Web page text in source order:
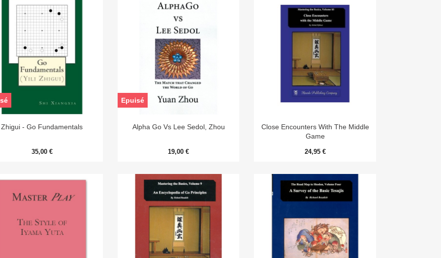
 Aperçu rapide
Zhigui - Go Fundamentals
35,00 €
Aperçu rapide
Alpha Go Vs Lee Sedol, Zhou
19,00 €
Epuisé
Aperçu rapide
Close Encounters With The Middle
Game
24,95 €